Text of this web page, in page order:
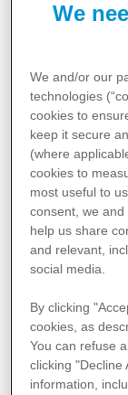
Fatigue
Par
subjective,
immédiate
après un
le repos et
physiques
Lecaractère
liée au
en bonne
agréable,
mental et se
tenace de la
par un
à la fatigue
We
We and/or our
technologies
cookies to
keep it secure
(where
cookies to
most useful to
consent, we
help us share
and relevant,
social media.
By clicking
cookies, as
You can refuse
clicking "Decline
information,